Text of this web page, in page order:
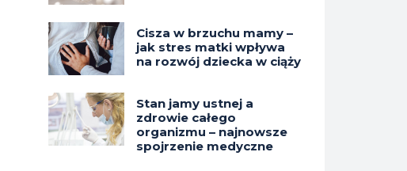
Cisza w brzuchu mamy –
jak stres matki wpływa
na rozwój dziecka w ciąży
Stan jamy ustnej a
zdrowie całego
organizmu – najnowsze
spojrzenie medyczne